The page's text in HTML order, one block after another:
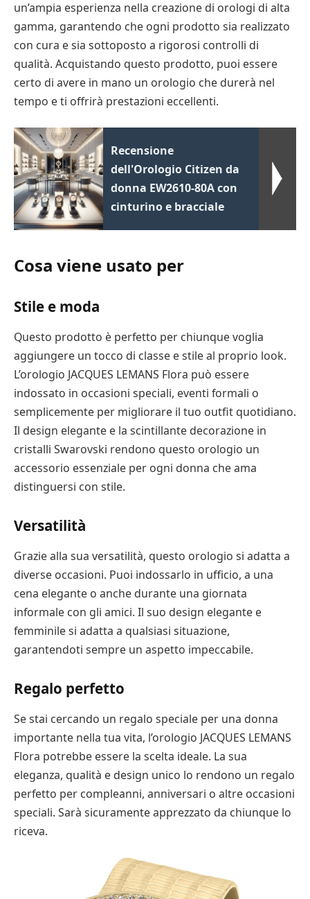
un’ampia esperienza nella creazione di orologi di alta
gamma, garantendo che ogni prodotto sia realizzato
con cura e sia sottoposto a rigorosi controlli di
qualità. Acquistando questo prodotto, puoi essere
certo di avere in mano un orologio che durerà nel
tempo e ti offrirà prestazioni eccellenti.
Recensione
dell'Orologio Citizen da
donna EW2610-80A con
cinturino e bracciale
Cosa viene usato per
Stile e moda
Questo prodotto è perfetto per chiunque voglia
aggiungere un tocco di classe e stile al proprio look.
L’orologio JACQUES LEMANS Flora può essere
indossato in occasioni speciali, eventi formali o
semplicemente per migliorare il tuo outfit quotidiano.
Il design elegante e la scintillante decorazione in
cristalli Swarovski rendono questo orologio un
accessorio essenziale per ogni donna che ama
distinguersi con stile.
Versatilità
Grazie alla sua versatilità, questo orologio si adatta a
diverse occasioni. Puoi indossarlo in ufficio, a una
cena elegante o anche durante una giornata
informale con gli amici. Il suo design elegante e
femminile si adatta a qualsiasi situazione,
garantendoti sempre un aspetto impeccabile.
Regalo perfetto
Se stai cercando un regalo speciale per una donna
importante nella tua vita, l’orologio JACQUES LEMANS
Flora potrebbe essere la scelta ideale. La sua
eleganza, qualità e design unico lo rendono un regalo
perfetto per compleanni, anniversari o altre occasioni
speciali. Sarà sicuramente apprezzato da chiunque lo
riceva.